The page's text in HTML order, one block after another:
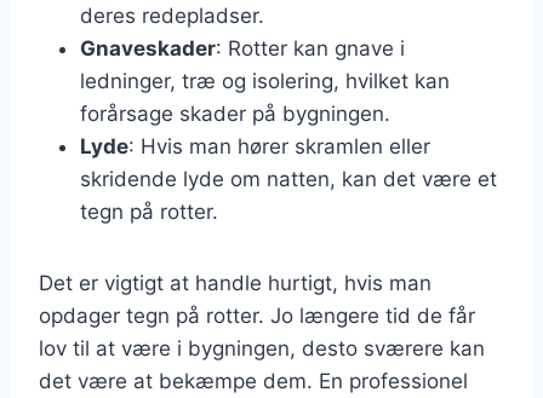
deres redepladser.
Gnaveskader: Rotter kan gnave i
ledninger, træ og isolering, hvilket kan
forårsage skader på bygningen.
Lyde: Hvis man hører skramlen eller
skridende lyde om natten, kan det være et
tegn på rotter.
Det er vigtigt at handle hurtigt, hvis man
opdager tegn på rotter. Jo længere tid de får
lov til at være i bygningen, desto sværere kan
det være at bekæmpe dem. En professionel